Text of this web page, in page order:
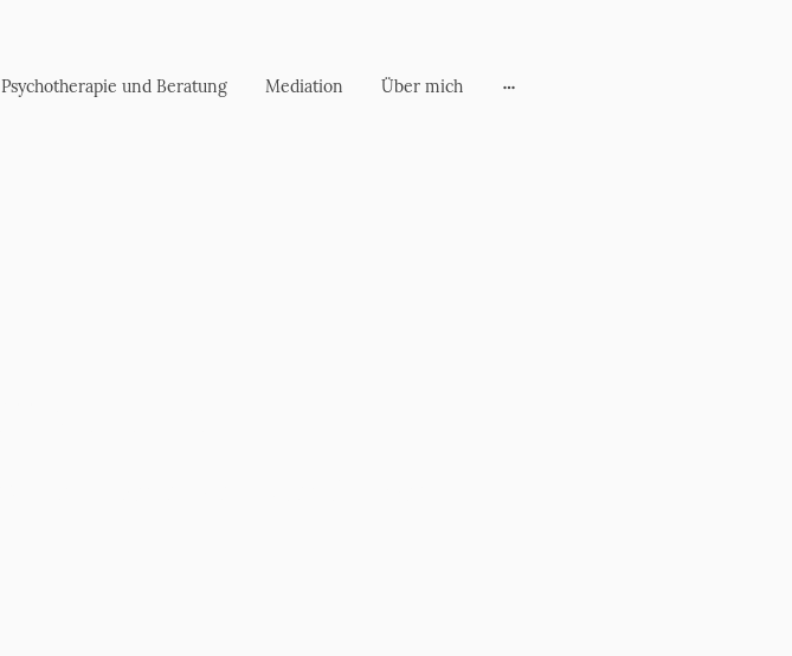
Psychotherapie und Beratung Mediation Über mich